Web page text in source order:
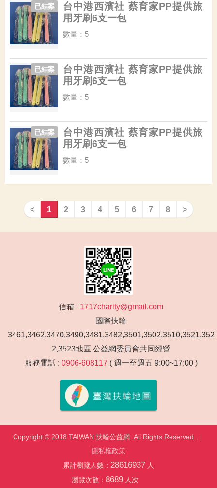
台中港西濱社 蔡育家PP提供旅
用牙刷6支一包
已結案
數量：5
台中港西濱社 蔡育家PP提供旅
用牙刷6支一包
已結案
數量：5
台中港西濱社 蔡育家PP提供旅
用牙刷6支一包
已結案
數量：5
< 1 2 3 4 5 6 7 8 >
信箱 : 1717charity@gmail.com
國際扶輪
3461,3462,3470,3490,3481,3482,3501,3502,3510,3521,352
2,3523地區 公益網委員會共同經營
服務電話 : 0906-608117 ( 週一至週五 9:00~17:00 )
Copyright © 2018 TAIWAN 扶輪公益網. All Rights Reserved. ｜
隱私權政策
累計瀏覽人數： 28616937 人
瀏覽次數： 8689 人次